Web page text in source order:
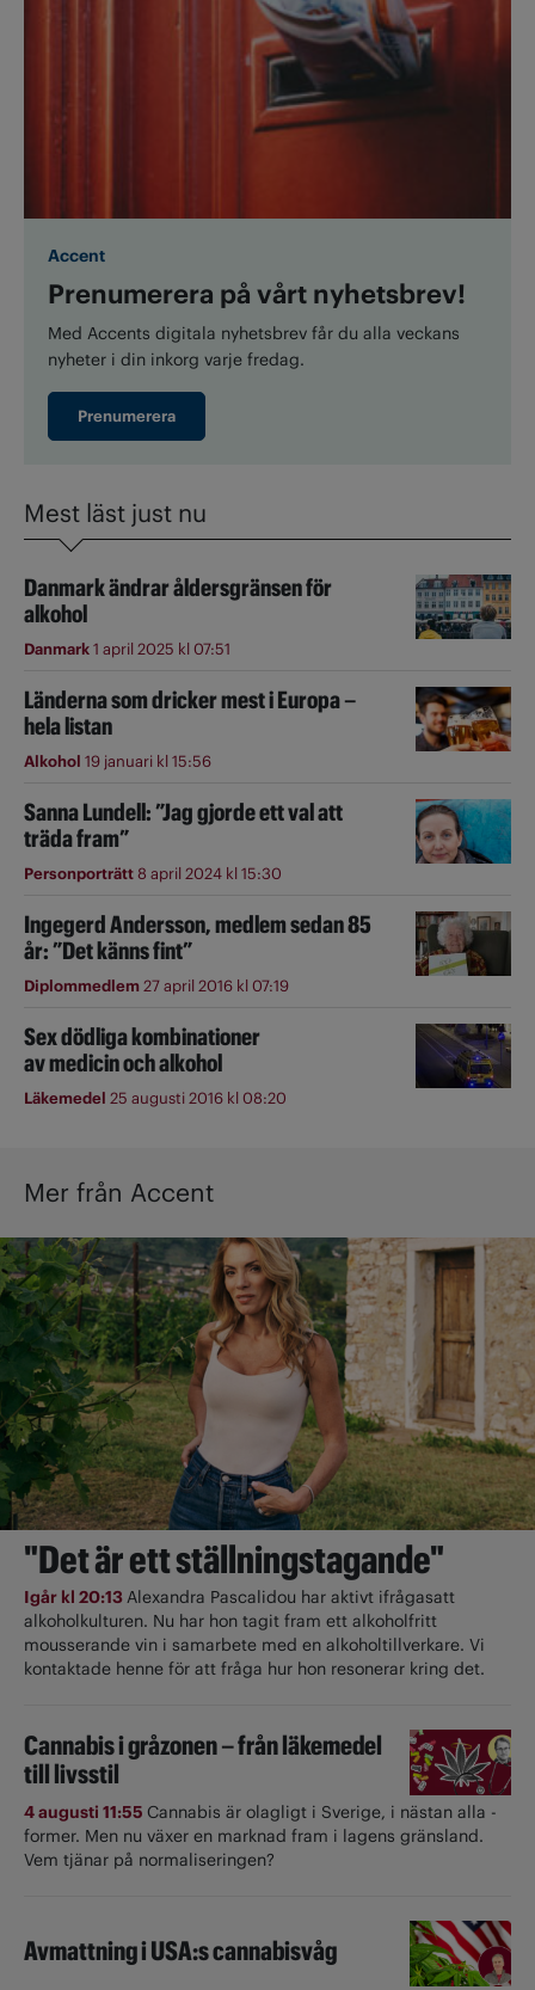
Accent
Prenumerera på vårt nyhetsbrev!
Med Accents digitala nyhetsbrev får du alla veckans
nyheter i din inkorg varje fredag.
Prenumerera
Mest läst just nu
Danmark ändrar åldersgränsen för
alkohol
Danmark1 april 2025 kl 07:51
Länderna som dricker mest i Europa –
hela listan
Alkohol 19 januari kl 15:56
Sanna Lundell: ”Jag gjorde ett val att
träda fram”
Personporträtt8 april 2024 kl 15:30
Ingegerd Andersson, medlem sedan 85
år: ”Det känns fint”
Diplommedlem27 april 2016 kl 07:19
Sex dödliga kombinationer
av medicin och alkohol
Läkemedel 25 augusti 2016 kl 08:20
Mer från Accent
"Det är ett ställningstagande"
Igår kl 20:13Alexandra Pascalidou har aktivt ifrågasatt
alkoholkulturen. Nu har hon tagit fram ett alkoholfritt
mousserande vin i samarbete med en alkoholtillverkare. Vi
kontaktade henne för att fråga hur hon resonerar kring det.
Cannabis i gråzonen – från läkemedel
till livsstil
4 augusti 11:55 Cannabis är olagligt i ­Sverige, i nästan alla ­
former. Men nu växer en marknad fram i lagens gränsland.
Vem tjänar på normaliseringen?
Avmattning i USA:s cannabisvåg